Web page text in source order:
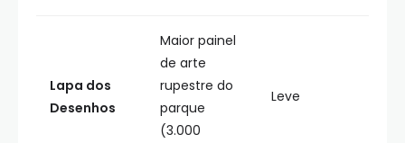
Lapa dos
Desenhos
Maior painel
de arte
rupestre do
parque
(3.000
Leve